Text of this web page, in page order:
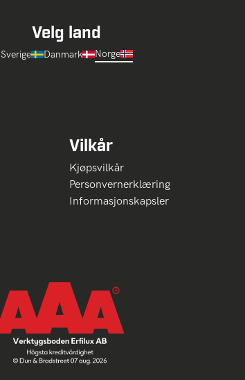
Velg land
Sverige Danmark Norge
Vilkår
Kjøpsvilkår
Personvernerklæring
Informasjonskapsler